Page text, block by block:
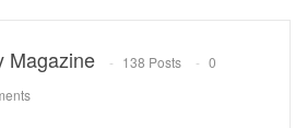
Magazine 138 Posts
0